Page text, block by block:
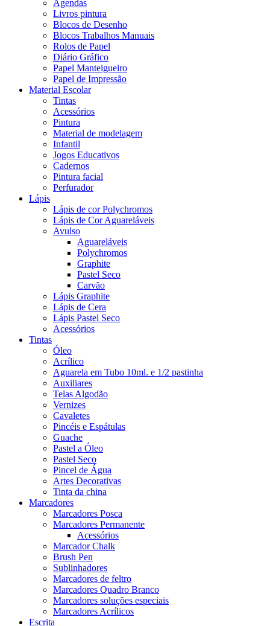
Agendas
Livros pintura
Blocos de Desenho
Blocos Trabalhos Manuais
Rolos de Papel
Diário Gráfico
Papel Manteigueiro
Papel de Impressão
Material Escolar
Tintas
Acessórios
Pintura
Material de modelagem
Infantil
Jogos Educativos
Cadernos
Pintura facial
Perfurador
Lápis
Lápis de cor Polychromos
Lápis de Cor Aguareláveis
Avulso
Aguareláveis
Polychromos
Graphite
Pastel Seco
Carvão
Lápis Graphite
Lápis de Cera
Lápis Pastel Seco
Acessórios
Tintas
Óleo
Acrílico
Aguarela em Tubo 10ml. e 1/2 pastinha
Auxiliares
Telas Algodão
Vernizes
Cavaletes
Pincéis e Espátulas
Guache
Pastel a Óleo
Pastel Seco
Pincel de Água
Artes Decorativas
Tinta da china
Marcadores
Marcadores Posca
Marcadores Permanente
Acessórios
Marcador Chalk
Brush Pen
Sublinhadores
Marcadores de feltro
Marcadores Quadro Branco
Marcadores soluções especiais
Marcadores Acrílicos
Escrita